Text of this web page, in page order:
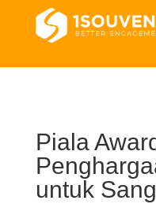
Piala
untuk